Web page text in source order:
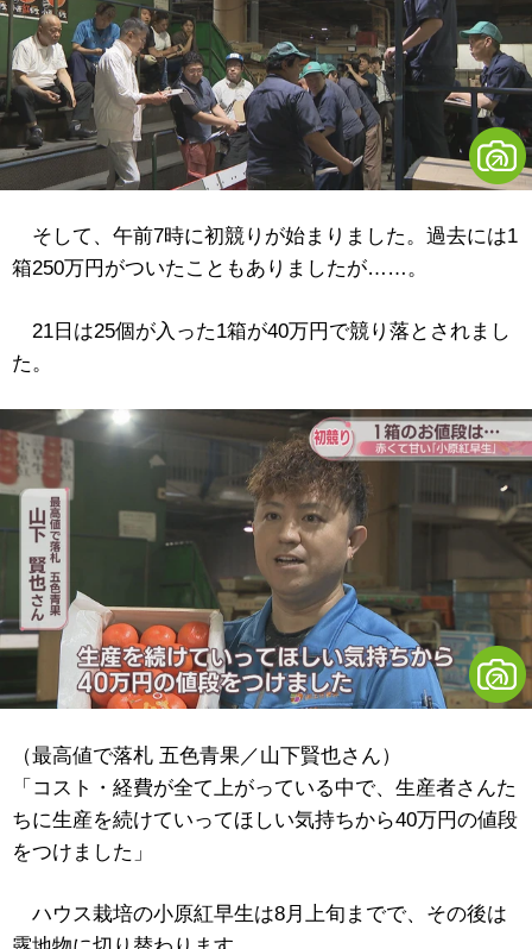
そして、午前7時に初競りが始まりました。過去には1
箱250万円がついたこともありましたが……。
21日は25個が入った1箱が40万円で競り落とされまし
た。
（最高値で落札 五色青果／山下賢也さん）
「コスト・経費が全て上がっている中で、生産者さんた
ちに生産を続けていってほしい気持ちから40万円の値段
をつけました」
ハウス栽培の小原紅早生は8月上旬までで、その後は